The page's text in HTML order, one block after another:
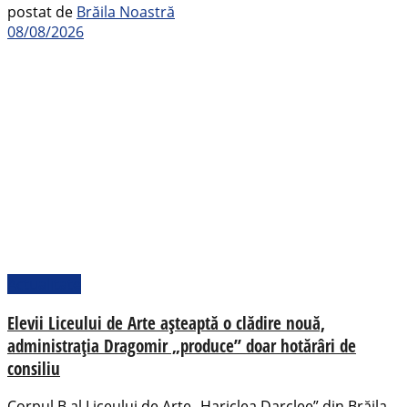
postat de Brăila Noastră
08/08/2026
Elevii Liceului de Arte așteaptă o clădire nouă,
administrația Dragomir „produce” doar hotărâri de
consiliu